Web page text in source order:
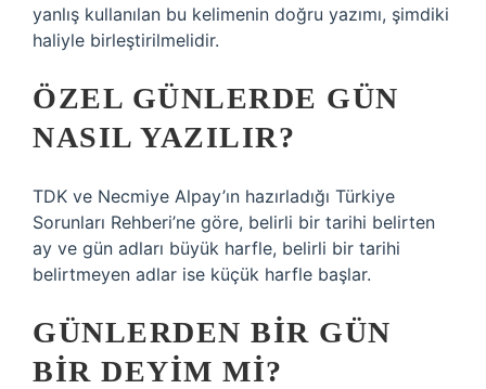
yanlış kullanılan bu kelimenin doğru yazımı, şimdiki
haliyle birleştirilmelidir.
ÖZEL GÜNLERDE GÜN
NASIL YAZILIR?
TDK ve Necmiye Alpay’ın hazırladığı Türkiye
Sorunları Rehberi’ne göre, belirli bir tarihi belirten
ay ve gün adları büyük harfle, belirli bir tarihi
belirtmeyen adlar ise küçük harfle başlar.
GÜNLERDEN BIR GÜN
BIR DEYIM MI?